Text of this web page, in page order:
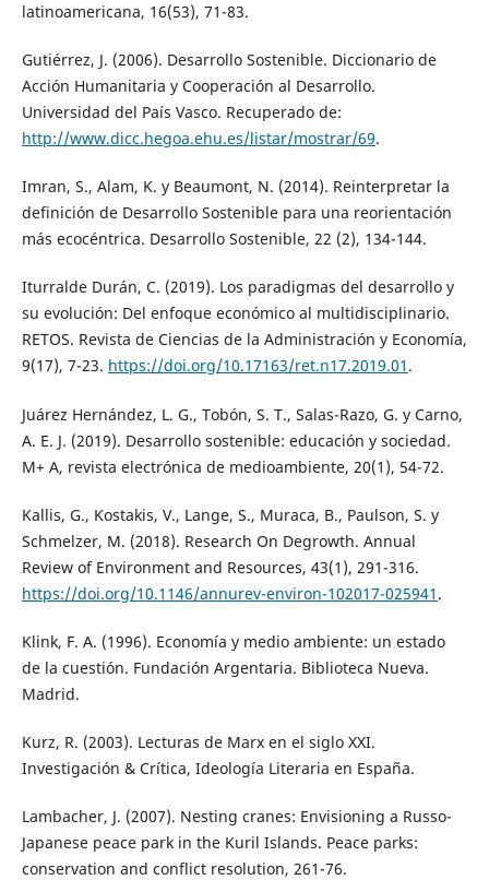
latinoamericana, 16(53), 71-83.
Gutiérrez, J. (2006). Desarrollo Sostenible. Diccionario de
Acción Humanitaria y Cooperación al Desarrollo.
Universidad del País Vasco. Recuperado de:
http://www.dicc.hegoa.ehu.es/listar/mostrar/69.
Imran, S., Alam, K. y Beaumont, N. (2014). Reinterpretar la
definición de Desarrollo Sostenible para una reorientación
más ecocéntrica. Desarrollo Sostenible, 22 (2), 134-144.
Iturralde Durán, C. (2019). Los paradigmas del desarrollo y
su evolución: Del enfoque económico al multidisciplinario.
RETOS. Revista de Ciencias de la Administración y Economía,
9(17), 7-23. https://doi.org/10.17163/ret.n17.2019.01 .
Juárez Hernández, L. G., Tobón, S. T., Salas-Razo, G. y Carno,
A. E. J. (2019). Desarrollo sostenible: educación y sociedad.
M+ A, revista electrónica de medioambiente, 20(1), 54-72.
Kallis, G., Kostakis, V., Lange, S., Muraca, B., Paulson, S. y
Schmelzer, M. (2018). Research On Degrowth. Annual
Review of Environment and Resources, 43(1), 291-316.
https://doi.org/10.1146/annurev-environ-102017-025941 .
Klink, F. A. (1996). Economía y medio ambiente: un estado
de la cuestión. Fundación Argentaria. Biblioteca Nueva.
Madrid.
Kurz, R. (2003). Lecturas de Marx en el siglo XXI.
Investigación & Crítica, Ideología Literaria en España.
Lambacher, J. (2007). Nesting cranes: Envisioning a Russo-
Japanese peace park in the Kuril Islands. Peace parks:
conservation and conflict resolution, 261-76.